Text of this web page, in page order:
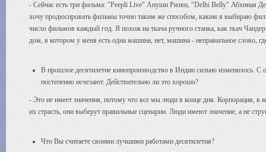
- Сейчас есть три фильма: "Peepli Live" Ануши Ризви, "Delhi Belly" Абхиная
хочу продюсировать фильмы точно таким же способом, каким я выбираю
число фильмов каждый год. Я похож на ткача ручного станка, как ткач
дом, в котором у меня есть одна машина, нет, машина - неправильное слово,
В прошлое десятилетие кинопроизводство в Индии сильно изменилось.
постепенно исчезают. Действительно ли это хорошо?
- Это не имеет значения, потому что все мы люди в конце дня. Корпорация, в
их страсть, они выберут правильные сценарии. Люди имеют значение, а не
Что Вы считаете своими лучшими работами десятилетия?